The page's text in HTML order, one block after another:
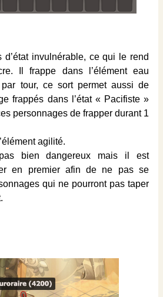
d’état invulnérable, ce qui le rend
Il frappe dans l’élément eau
tour, ce sort permet aussi de
frappés dans l’état « Pacifiste »
personnages de frapper durant 1
agilité.
bien dangereux mais il est
en premier afin de ne pas se
qui ne pourront pas taper